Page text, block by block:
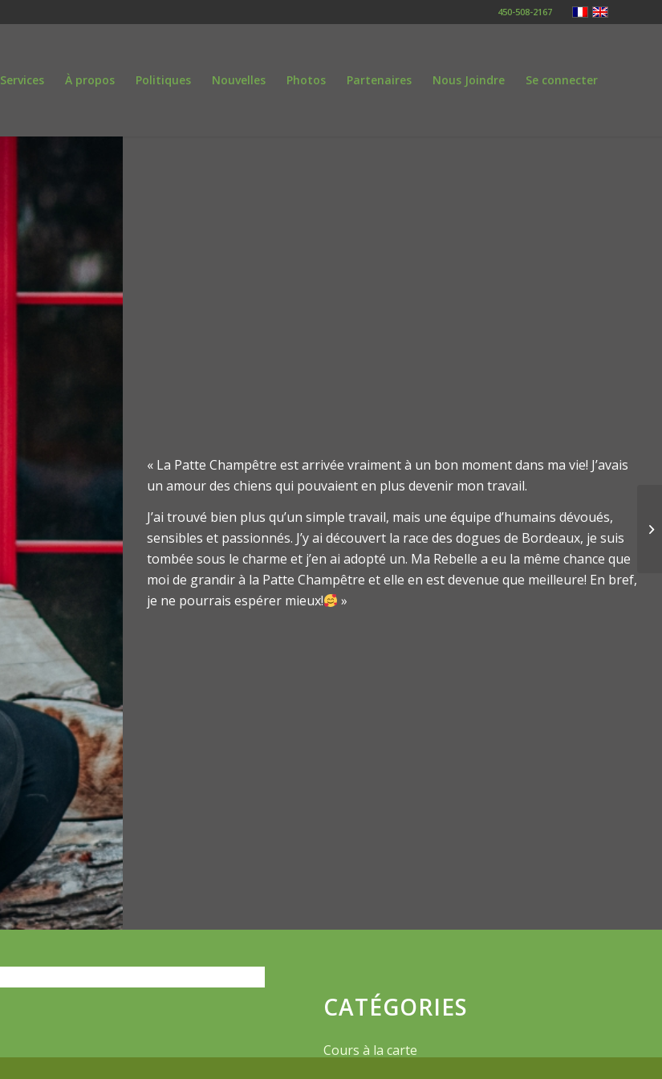
450-508-2167
Services À propos Politiques Nouvelles Photos Partenaires Nous Joindre Se connecter
« La Patte Champêtre est arrivée vraiment à un bon moment dans ma vie! J’avais
un amour des chiens qui pouvaient en plus devenir mon travail.
J’ai trouvé bien plus qu’un simple travail, mais une équipe d’humains dévoués,
sensibles et passionnés. J’y ai découvert la race des dogues de Bordeaux, je suis
tombée sous le charme et j’en ai adopté un. Ma Rebelle a eu la même chance que
moi de grandir à la Patte Champêtre et elle en est devenue que meilleure! En bref,
je ne pourrais espérer mieux!
»
CATÉGORIES
Cours à la carte